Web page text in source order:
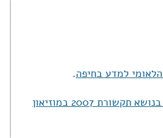
.
תרגום לערבית (Arabic Translation) עבור האולימפידע בנושא תקשורת 2007 במוזיאון